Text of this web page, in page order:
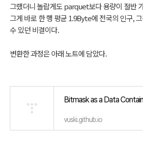
그랬더니 놀랍게도 parquet보다 용량이 절반
그게 바로 한 행 평균 1.9Byte에 전국의 인구,
수 있던 비결이다.
변환한 과정은 아래 노트에 담았다.
Bitmask as a Data
vuski.github.io